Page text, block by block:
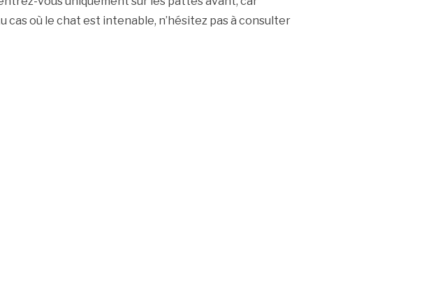
cas où le chat est intenable, n’hésitez pas à consulter